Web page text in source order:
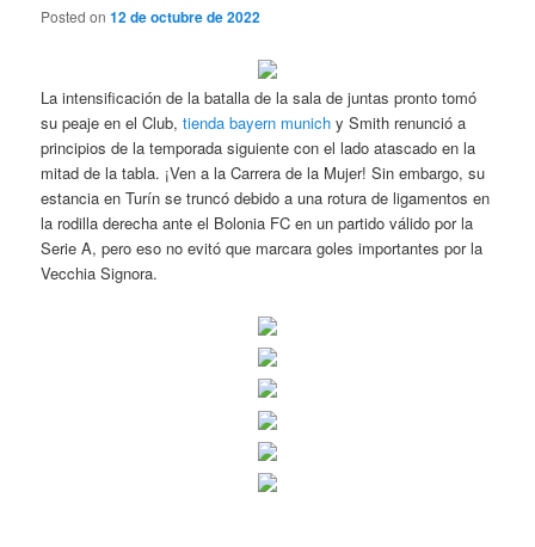
Posted on12 de octubre de 2022
La intensificación de la batalla de la sala de juntas pronto tomó
su peaje en el Club,tienda bayern munich y Smith renunció a
principios de la temporada siguiente con el lado atascado en la
mitad de la tabla. ¡Ven a la Carrera de la Mujer! Sin embargo, su
estancia en Turín se truncó debido a una rotura de ligamentos en
la rodilla derecha ante el Bolonia FC en un partido válido por la
Serie A, pero eso no evitó que marcara goles importantes por la
Vecchia Signora.